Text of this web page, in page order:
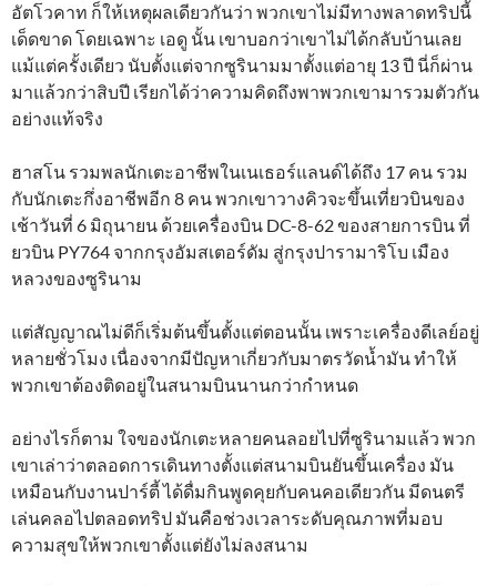
อัตโวคาท ก็ให้เหตุผลเดียวกันว่า พวกเขาไม่มีทางพลาดทริปนี้
เด็ดขาด โดยเฉพาะ เอดู นั้น เขาบอกว่าเขาไม่ได้กลับบ้านเลย
แม้แต่ครั้งเดียว นับตั้งแต่จากซูรินามมาตั้งแต่อายุ 13 ปี นี่ก็ผ่าน
มาแล้วกว่าสิบปี เรียกได้ว่าความคิดถึงพาพวกเขามารวมตัวกัน
อย่างแท้จริง
ฮาสโน รวมพลนักเตะอาชีพในเนเธอร์แลนด์ได้ถึง 17 คน รวม
กับนักเตะกึ่งอาชีพอีก 8 คน พวกเขาวางคิวจะขึ้นเที่ยวบินของ
เช้าวันที่ 6 มิถุนายน ด้วยเครื่องบิน DC-8-62 ของสายการบิน ที่
ยวบิน PY764 จากกรุงอัมสเตอร์ดัม สู่กรุงปารามาริโบ เมือง
หลวงของซูรินาม
แต่สัญญาณไม่ดีก็เริ่มต้นขึ้นตั้งแต่ตอนนั้น เพราะเครื่องดีเลย์อยู่
หลายชั่วโมง เนื่องจากมีปัญหาเกี่ยวกับมาตรวัดน้ำมัน ทำให้
พวกเขาต้องติดอยู่ในสนามบินนานกว่ากำหนด
อย่างไรก็ตาม ใจของนักเตะหลายคนลอยไปที่ซูรินามแล้ว พวก
เขาเล่าว่าตลอดการเดินทางตั้งแต่สนามบินยันขึ้นเครื่อง มัน
เหมือนกับงานปาร์ตี้ ได้ดื่มกินพูดคุยกับคนคอเดียวกัน มีดนตรี
เล่นคลอไปตลอดทริป มันคือช่วงเวลาระดับคุณภาพที่มอบ
ความสุขให้พวกเขาตั้งแต่ยังไม่ลงสนาม